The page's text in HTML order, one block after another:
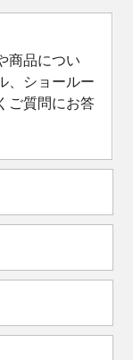
商品につい
、ショールー
ご質問にお答